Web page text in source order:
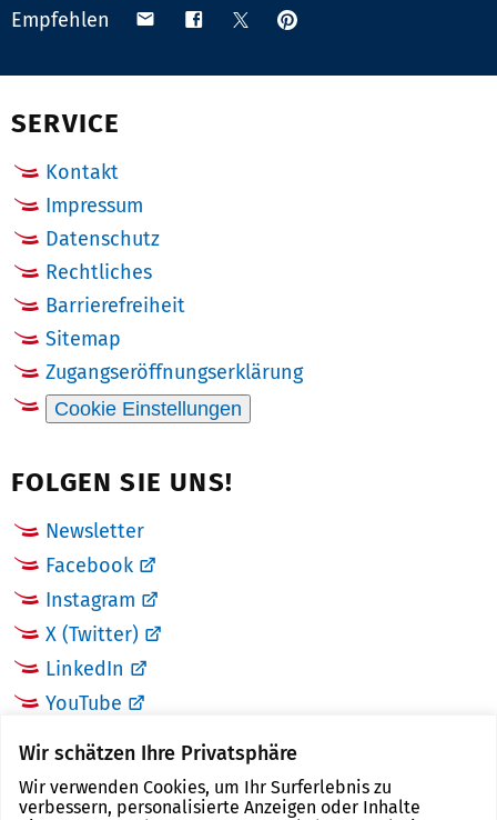
Wir schätzen Ihre Privatsphäre
Wir verwenden Cookies, um Ihr Surferlebnis zu
verbessern, personalisierte Anzeigen oder Inhalte
Empfehlen
Teilen Teilen TeilenAnpinnen
SERVICE
Kontakt
Impressum
Datenschutz
Rechtliches
Barrierefreiheit
Sitemap
Zugangseröffnungserklärung
Cookie Einstellungen
FOLGEN SIE UNS!
Newsletter
Facebook
Instagram
X (Twitter)
LinkedIn
YouTube
LINKS